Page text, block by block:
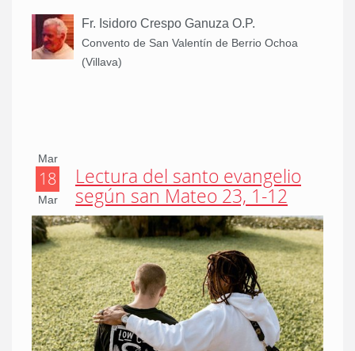
Fr. Isidoro Crespo Ganuza O.P.
Convento de San Valentín de Berrio Ochoa
(Villava)
Mar
18
Mar
Lectura del santo evangelio
según san Mateo 23, 1-12